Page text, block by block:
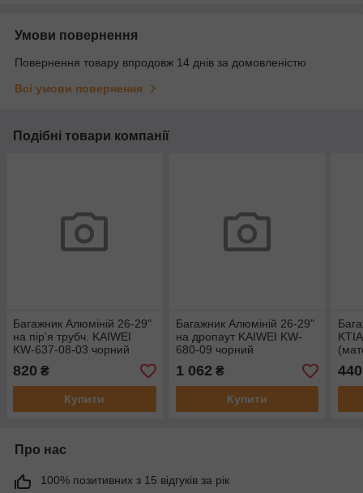
Умови повернення
Повернення товару впродовж 14 днів за домовленістю
Всі умови повернення
Подібні товари компанії
Багажник Алюмiнiй 26-29"
на пір'я трубч. KAIWEI
KW-637-08-03 чорний
820 ₴
Купити
Багажник Алюмiнiй 26-29"
на дропаут KAIWEI KW-
680-09 чорний
1 062 ₴
Купити
440
Про нас
100% позитивних з 15 відгуків за рік